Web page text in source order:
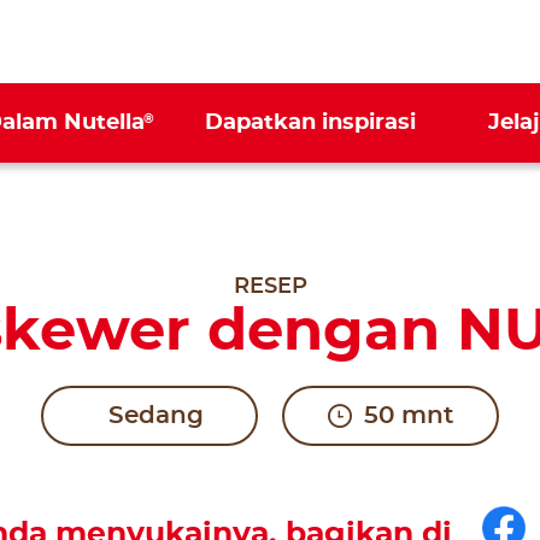
Nutella® Dapatkan inspirasi
RESEP
dengan
Sedang 50 mnt